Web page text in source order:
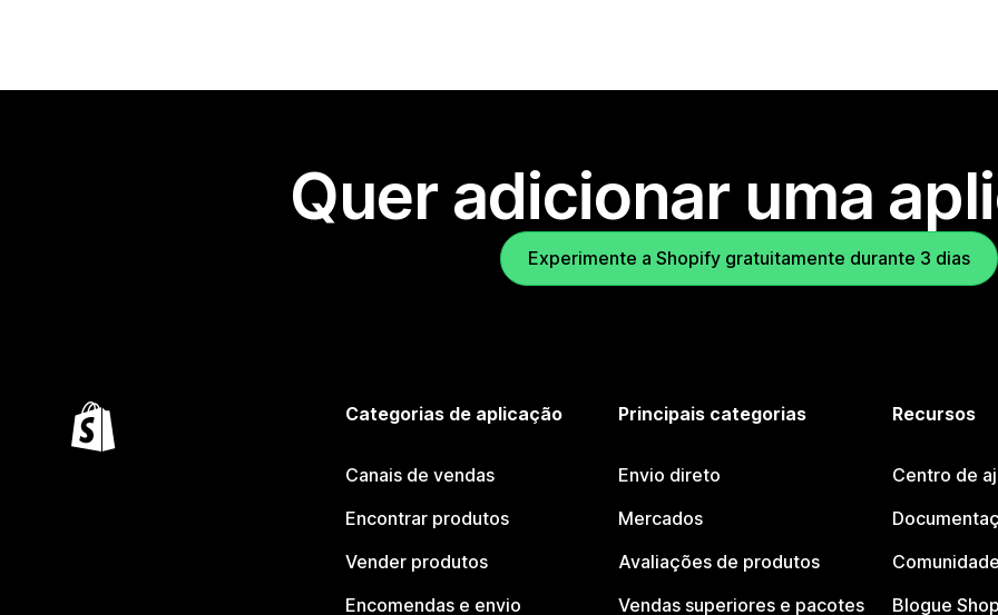
Quer adicionar uma
Experimente a Shopify gratuitamente durante 3 dias
Categorias de aplicação
Canais de vendas
Encontrar produtos
Vender produtos
Encomendas e envio
Principais categorias
Envio direto
Mercados
Avaliações de produtos
Vendas superiores e pacotes
Recursos
Centro de
Blogue